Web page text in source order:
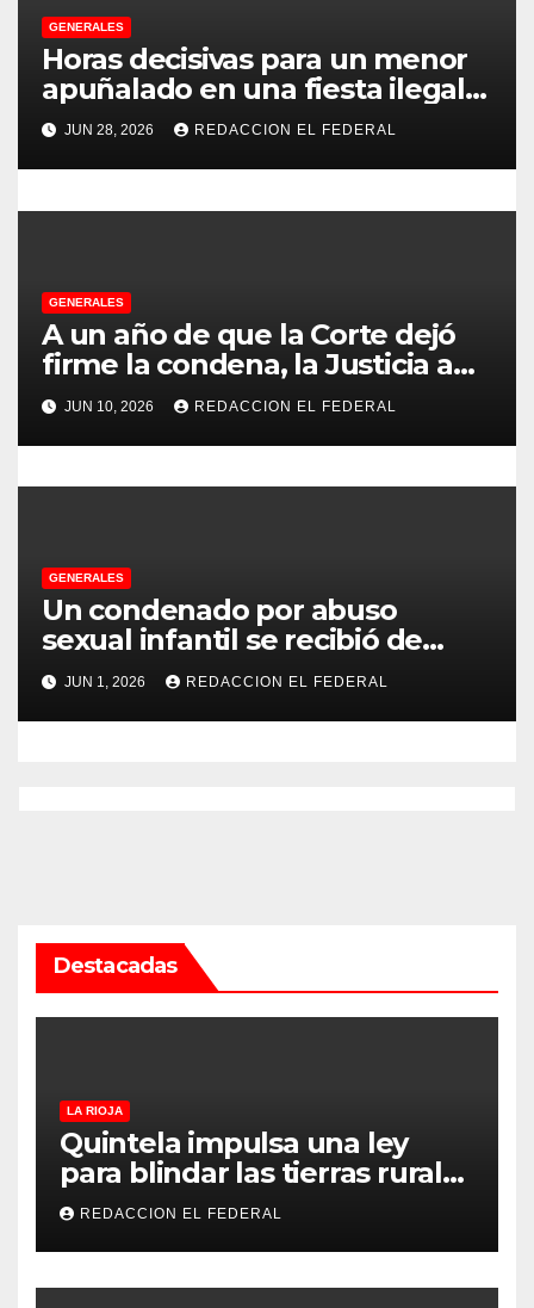
d
e
e
n
t
a
d
a
GENERALES
Horas decisivas para un menor
apuñalado en una fiesta ilegal
con más de 500 asistentes en
Chilecito
JUN 28, 2026 REDACCION EL FEDERAL
GENERALES
A un año de que la Corte dejó
firme la condena, la Justicia aún
no pudo decomisarle ni un peso
a CFK
JUN 10, 2026 REDACCION EL FEDERAL
GENERALES
Un condenado por abuso
sexual infantil se recibió de
psicopedagogo dentro del
Servicio Penitenciario de La
Rioja
JUN 1, 2026 REDACCION EL FEDERAL
Destacadas
LA RIOJA
Quintela impulsa una ley
para blindar las tierras rurales
de La Rioja: cuáles son los
principales puntos
REDACCION EL FEDERAL